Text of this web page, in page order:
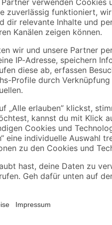
Knopfstiftteil
Aluminium F1
10,49 €